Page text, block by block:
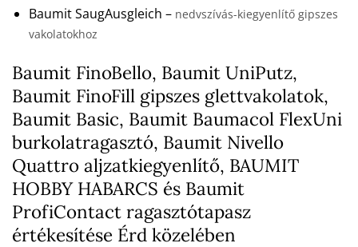
Baumit SaugAusgleich – nedvszívás-kiegyenlítő gipszes
vakolatokhoz
Baumit FinoBello, Baumit UniPutz,
Baumit FinoFill gipszes glettvakolatok,
Baumit Basic, Baumit Baumacol FlexUni
burkolatragasztó, Baumit Nivello
Quattro aljzatkiegyenlítő, BAUMIT
HOBBY HABARCS és Baumit
ProfiContact ragasztótapasz
értékesítése Érd közelében